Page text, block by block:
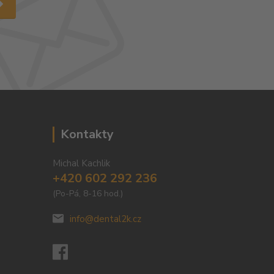
Kontakty
Michal Kachlik
+420 602 292 236
(Po-Pá, 8-16 hod.)
info@dental2k.cz